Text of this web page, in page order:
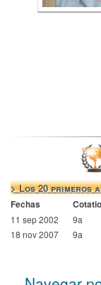
> Los 20 primeros
Fechas
11 sep 2002 9a
18 nov 2007
9a